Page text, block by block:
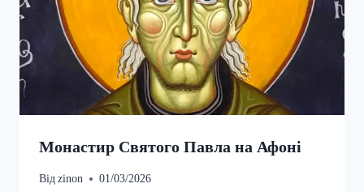
Монастир Святого Павла на Афоні
Відzinon 01/03/2026